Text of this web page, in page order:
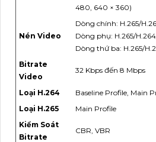
480, 640 × 360)
Nén Video
Dòng chính: H.265/
Dòng phụ: H.265/
Dòng thứ ba: H.265/
Bitrate
Video
32 Kbps đến 8 Mbps
Loại H.264
Baseline Profile, Main
Loại H.265
Main Profile
Kiểm Soát
Bitrate
CBR, VBR